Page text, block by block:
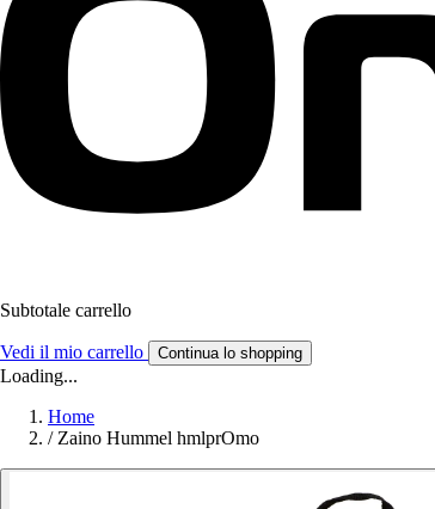
Subtotale carrello
Vedi il mio carrello Continua lo shopping
Loading...
Home
/ Zaino Hummel hmlprOmo